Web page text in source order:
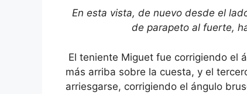
En esta vista, de nuevo desde el
de parapeto al fuerte,
El teniente Miguet fue corrigiendo el
más arriba sobre la cuesta, y el
arriesgarse, corrigiendo el ángulo